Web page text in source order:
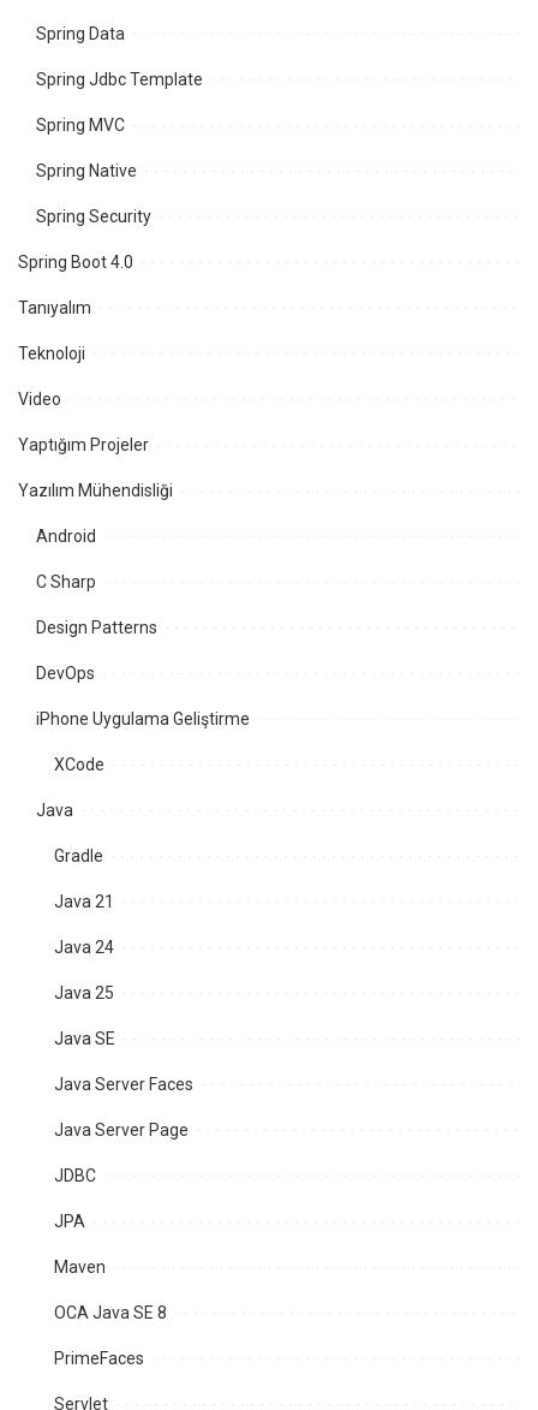
Spring Data
Spring Jdbc Template
Spring MVC
Spring Native
Spring Security
Spring Boot 4.0
Tanıyalım
Teknoloji
Video
Yaptığım Projeler
Yazılım Mühendisliği
Android
C Sharp
Design Patterns
DevOps
iPhone Uygulama Geliştirme
XCode
Java
Gradle
Java 21
Java 24
Java 25
Java SE
Java Server Faces
Java Server Page
JDBC
JPA
Maven
OCA Java SE 8
PrimeFaces
Servlet